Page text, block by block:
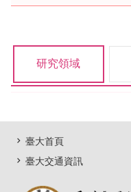
研究領域
臺大首頁
臺大交通資訊